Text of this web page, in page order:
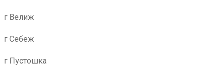
г Велиж
г Себеж
г Пустошка